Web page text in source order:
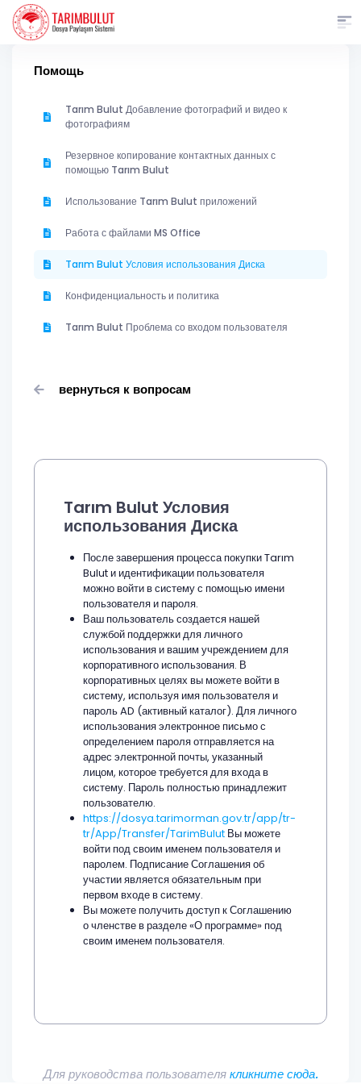
Помощь
Tarım Bulut Добавление фотографий и видео к
фотографиям
Резервное копирование контактных данных с
помощью Tarım Bulut
Использование Tarım Bulut приложений
Работа с файлами MS Office
Tarım Bulut Условия использования Диска
Конфиденциальность и политика
Tarım Bulut Проблема со входом пользователя
вернуться к вопросам
Tarım Bulut Условия
использования Диска
После завершения процесса покупки Tarım
Bulut и идентификации пользователя
можно войти в систему с помощью имени
пользователя и пароля.
Ваш пользователь создается нашей
службой поддержки для личного
использования и вашим учреждением для
корпоративного использования. В
корпоративных целях вы можете войти в
систему, используя имя пользователя и
пароль AD (активный каталог). Для личного
использования электронное письмо с
определением пароля отправляется на
адрес электронной почты, указанный
лицом, которое требуется для входа в
систему. Пароль полностью принадлежит
пользователю.
https://dosya.tarimorman.gov.tr/app/tr-
tr/App/Transfer/TarimBulut Вы можете
войти под своим именем пользователя и
паролем. Подписание Соглашения об
участии является обязательным при
первом входе в систему.
Вы можете получить доступ к Соглашению
о членстве в разделе «О программе» под
своим именем пользователя.
Для руководства пользователякликните сюда.